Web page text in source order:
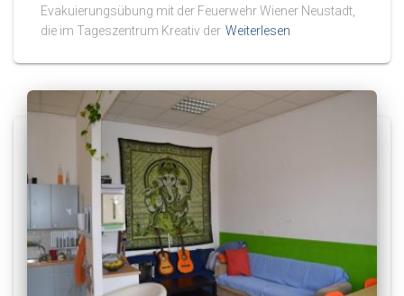
Evakuierungsübung mit der Feuerwehr Wiener Neustadt,
die im Tageszentrum Kreativ der Weiterlesen